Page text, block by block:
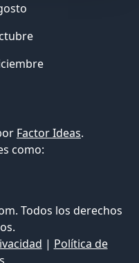
Factor Ideas.
como:
Todos los derechos
| Política de